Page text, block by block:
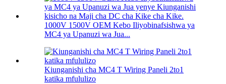
1000V 1500V OEM Kebo Iliyobinafsishwa ya
MC4 ya Upanuzi wa Jua...
Kiunganishi cha MC4 T Wiring Paneli 2to1
katika mfululizo